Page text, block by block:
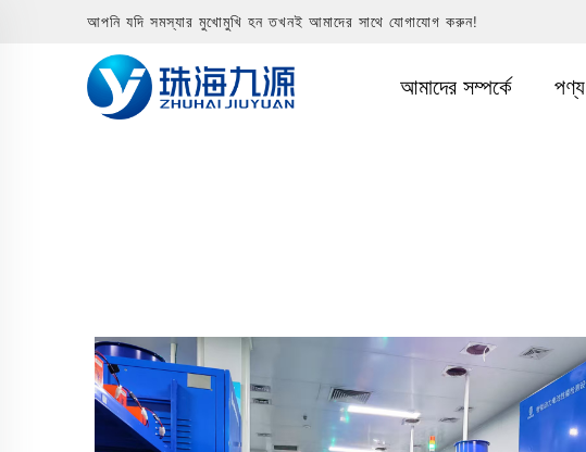
আপনি যদি সমস্যার মুখোমুখি হন তখনই আমাদের সাথে যোগাযোগ করুন!
আমাদের সম্পর্কে পণ্য